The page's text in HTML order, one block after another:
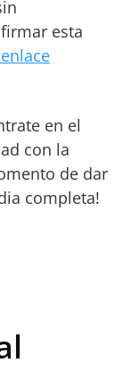
esta
en el
con la
de dar
completa!